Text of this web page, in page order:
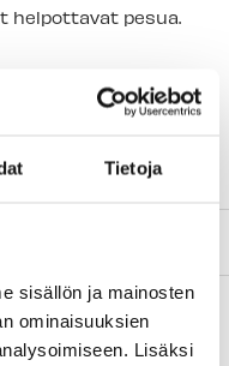
Tietoja
sisällön ja mainosten
ominaisuuksien
Lisäksi
helpottavat pesua.
tai kuoleman
micro lycraa.